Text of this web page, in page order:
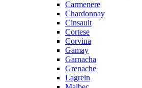
Carmenere
Chardonnay
Cinsault
Cortese
Corvina
Gamay
Garnacha
Grenache
Lagrein